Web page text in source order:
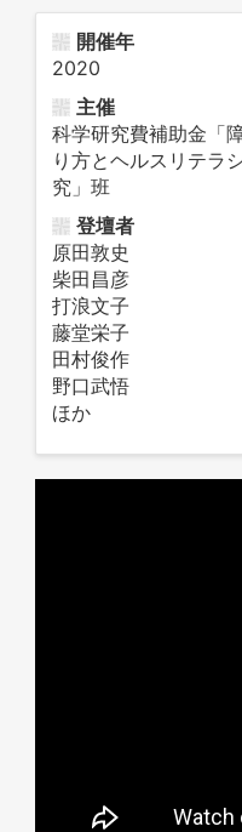
開催年
2020
主催
科学研究費補助金「
り方とヘルスリテラ
究」班
登壇者
原田敦史
柴田昌彦
打浪文子
藤堂栄子
田村俊作
野口武悟
ほか